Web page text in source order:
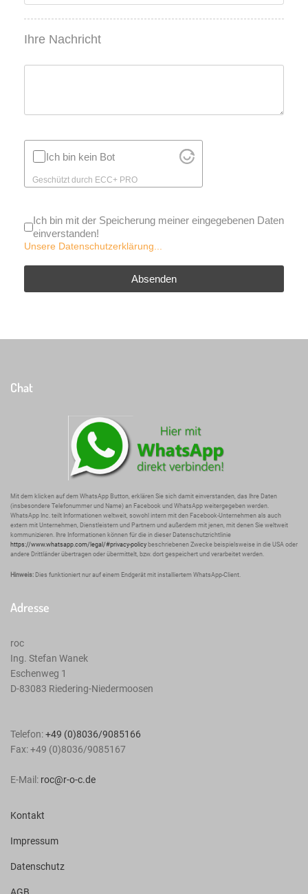
Ihre Nachricht
Ich bin kein Bot
Geschützt durch ECC+ PRO
Ich bin mit der Speicherung meiner eingegebenen Daten
einverstanden!
Unsere Datenschutzerklärung...
Absenden
Chat
Mit dem klicken auf dem WhatsApp Button, erklären Sie sich damit einverstanden, das Ihre Daten
(insbesondere Telefonummer und Name) an Facebook und WhatsApp weitergegeben werden.
WhatsApp Inc. teilt Informationen weltweit, sowohl intern mit den Facebook-Unternehmen als auch
extern mit Unternehmen, Dienstleistern und Partnern und außerdem mit jenen, mit denen Sie weltweit
kommunizieren. Ihre Informationen können für die in dieser Datenschutzrichtlinie
https://www.whatsapp.com/legal/#privacy-policy beschriebenen Zwecke beispielsweise in die USA oder
andere Drittländer übertragen oder übermittelt, bzw. dort gespeichert und verarbeitet werden.
Hinweis: Dies funktioniert nur auf einem Endgerät mit installiertem WhatsApp-Client.
Adresse
roc
Ing. Stefan Wanek
Eschenweg 1
D-83083 Riedering-Niedermoosen
Telefon:+49 (0)8036/9085166
Fax:+49 (0)8036/9085167
E-Mail: roc@r-o-c.de
Kontakt
Impressum
Datenschutz